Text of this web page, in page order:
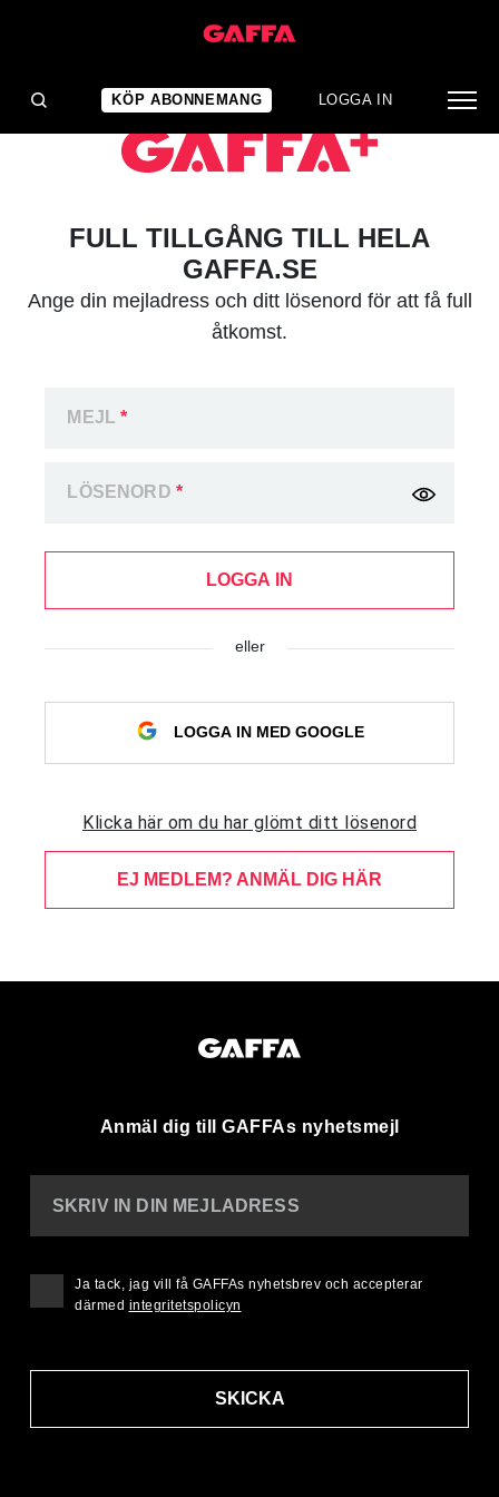
KÖP ABONNEMANG LOGGA IN
FULL TILLGÅNG TILL HELA
GAFFA.SE
Ange din mejladress och ditt lösenord för att få full
åtkomst.
MEJL*
LÖSENORD *
LOGGA IN
eller
LOGGA IN MED GOOGLE
Klicka här om du har glömt ditt lösenord
EJ MEDLEM? ANMÄL DIG HÄR
Anmäl dig till GAFFAs nyhetsmejl
SKRIV IN DIN MEJLADRESS
SKICKA
Ja tack, jag vill få GAFFAs nyhetsbrev och accepterar
därmed integritetspolicyn